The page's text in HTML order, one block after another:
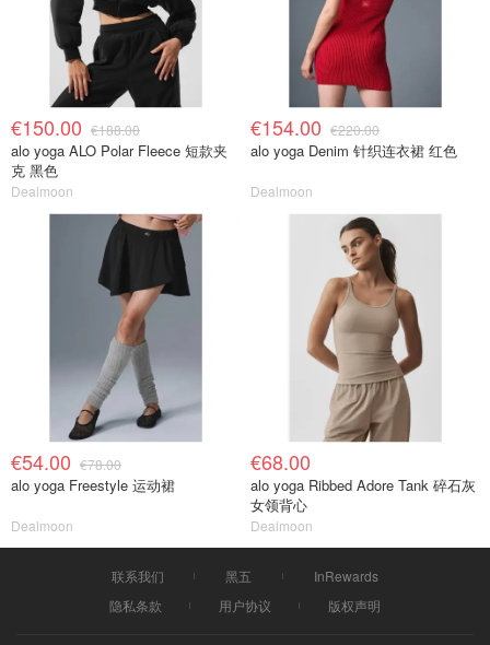
€150.00 €188.00
alo yoga ALO Polar Fleece 短款夹
克 黑色
Dealmoon
€154.00 €220.00
alo yoga Denim 针织连衣裙 红色
Dealmoon
€54.00 €78.00
alo yoga Freestyle 运动裙
Dealmoon
€68.00
alo yoga Ribbed Adore Tank 碎石灰
女领背心
Dealmoon
联系我们 黑五
InRewards
隐私条款
用户协议 版权声明